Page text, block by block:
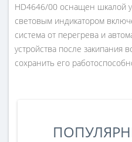
HD4646/00 оснащен шкалой
световым индикатором
система от перегрева и
устройства после закипания
сохранить его